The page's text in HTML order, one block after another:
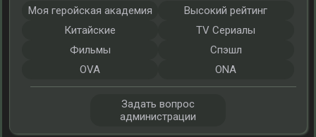
Моя геройская академия
Высокий рейтинг
Китайские
TV Сериалы
Фильмы
Спэшл
OVA
ONA
Задать вопрос
администрации